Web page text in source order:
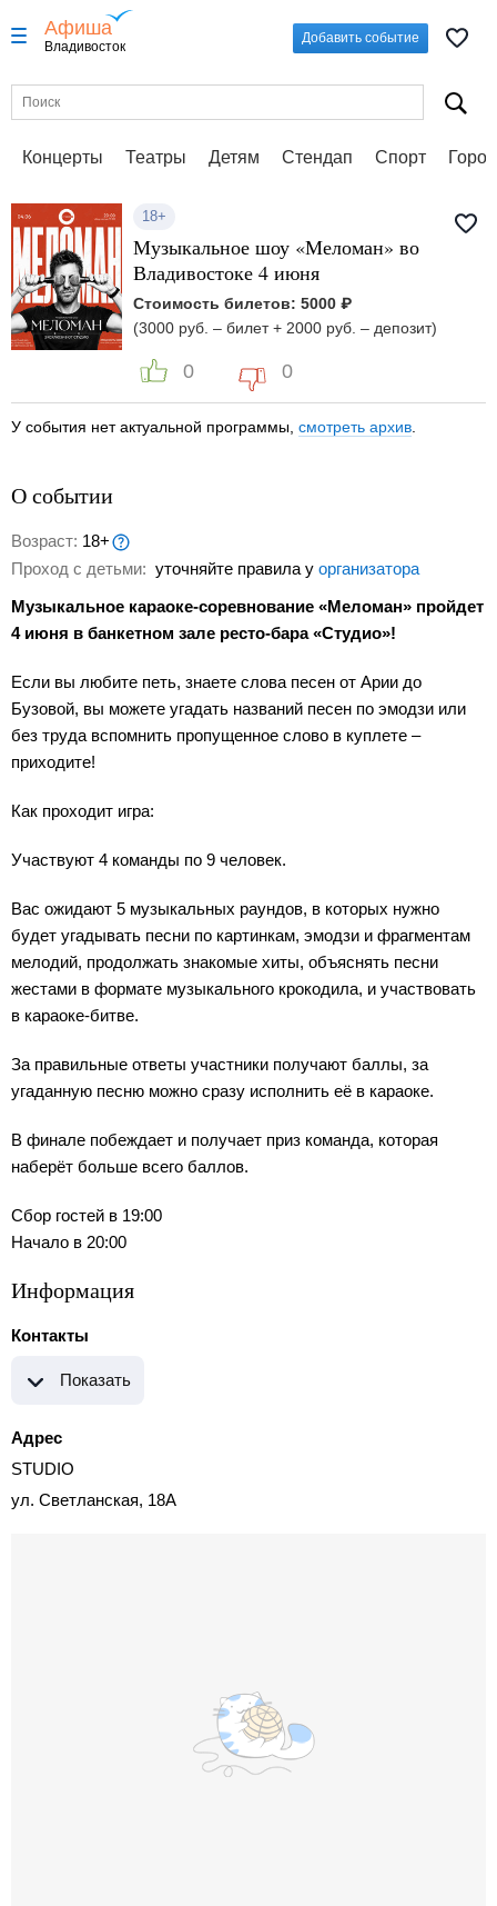
Афиша
Владивосток
Добавить событие
Концерты Театры Детям Стендап Спорт
18+
Музыкальное шоу «Меломан» во
Владивостоке 4 июня
Стоимость билетов: 5000 ₽
(3000 руб. – билет + 2000 руб. – депозит)
0 0
У события нет актуальной программы, смотреть архив
О событии
Возраст: 18+
Проход с детьми: уточняйте правила у организатора
Музыкальное караоке-соревнование «Меломан» пройдет
4 июня в банкетном зале ресто-бара «Студио»!
Если вы любите петь, знаете слова песен от Арии до
Бузовой, вы можете угадать названий песен по эмодзи или
без труда вспомнить пропущенное слово в куплете –
приходите!
Как проходит игра:
Участвуют 4 команды по 9 человек.
Вас ожидают 5 музыкальных раундов, в которых нужно
будет угадывать песни по картинкам, эмодзи и фрагментам
мелодий, продолжать знакомые хиты, объяснять песни
жестами в формате музыкального крокодила, и участвовать
в караоке-битве.
За правильные ответы участники получают баллы, за
угаданную песню можно сразу исполнить её в караоке.
В финале побеждает и получает приз команда, которая
наберёт больше всего баллов.
Сбор гостей в 19:00
Начало в 20:00
Информация
Контакты
Показать
Адрес
STUDIO
ул. Светланская, 18А